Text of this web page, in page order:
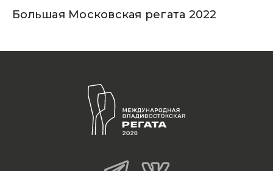
Большая Московская регата 2022